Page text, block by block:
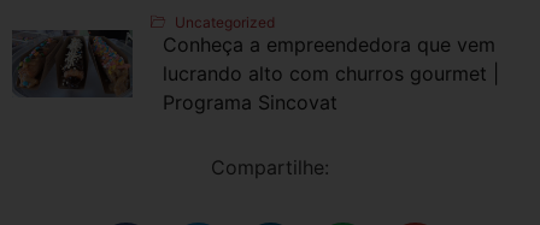
Uncategorized
Conheça a empreendedora que vem
lucrando alto com churros gourmet |
Programa Sincovat
Compartilhe: